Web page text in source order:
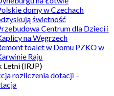
domy w Czechach
świetność
Centrum dla Dzieci i
na Węgrzech
toalet w Domu PZKO w
Raju
(IRJP)
rozliczenia dotacji –